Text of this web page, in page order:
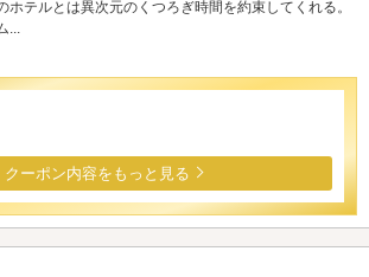
ホテルとは異次元のくつろぎ時間を約束してくれる。
...
クーポン内容をもっと見る